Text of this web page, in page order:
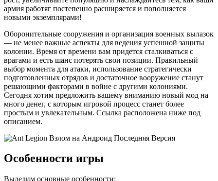
армия работяг постепенно расширяется и пополняется
новыми экземплярами!
Оборонительные сооружения и организация военных вылазок
— не менее важные аспекты для ведения успешной защиты
колонии. Время от времени вам придется сталкиваться с
врагами и есть шанс потерять свои позиции. Правильный
выбор момента для атаки, использование стратегически
подготовленных отрядов и достаточное вооружение станут
решающими факторами в войне с другими колониями.
Сегодня хотим предложить вашему вниманию новый мод на
много денег, с которым игровой процесс станет более
простым и увлекательным. Ссылка расположена ниже под
описанием.
Особенности игры
Выделим основные особенности: